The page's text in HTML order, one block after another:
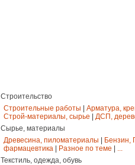
Строительство
Строительные работы
Арматура,
Строй-материалы, сырье
ДСП,
Сырье, материалы
Древесина, пиломатериалы
Бензин,
фармацевтика
Разное по теме
...
Текстиль, одежда, обувь